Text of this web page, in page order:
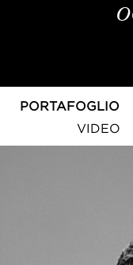
PORTAFOGLIO
VIDEO